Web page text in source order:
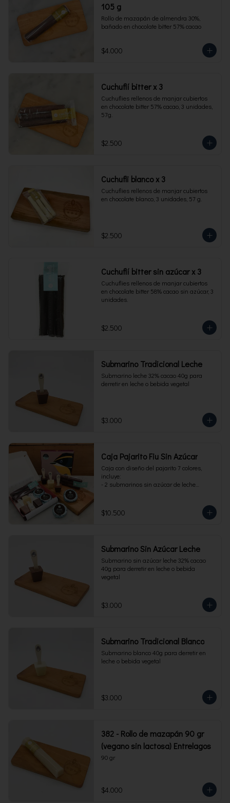
105 g
Rollo de mazapán de almendra 30%,
bañado en chocolate bitter 57% cacao
$4.000
Cuchuflí bitter x 3
Cuchuflies rellenos de manjar cubiertos
en chocolate bitter 57% cacao, 3 unidades,
57g.
$2.500
Cuchufli blanco x 3
Cuchuflies rellenos de manjar cubiertos
en chocolate blanco, 3 unidades, 57 g.
$2.500
Cuchuflí bitter sin azúcar x 3
Cuchuflies rellenos de manjar cubiertos
en chocolate bitter 58% cacao sin azúcar, 3
unidades.
$2.500
Submarino Tradicional Leche
Submarino leche 32% cacao 40g para
derretir en leche o bebida vegetal
$3.000
Caja Pajarito Fiu Sin Azúcar
Caja con diseño del pajarito 7 colores,
incluye:
- 2 submarinos sin azúcar de leche
$10.500
Submarino Sin Azúcar Leche
Submarino sin azúcar leche 32% cacao
40g para derretir en leche o bebida
vegetal
$3.000
Submarino Tradicional Blanco
Submarino blanco 40g para derretir en
leche o bebida vegetal
$3.000
382 - Rollo de mazapán 90 gr
(vegano sin lactosa) Entrelagos
90 gr
$4.000